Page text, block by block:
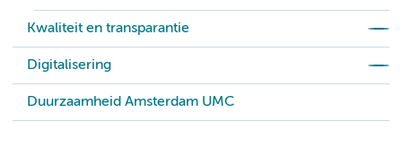
Kwaliteit en transparantie
Digitalisering
Duurzaamheid Amsterdam UMC